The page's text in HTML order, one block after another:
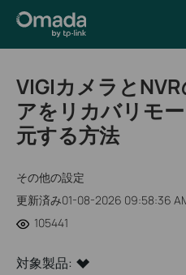
VIGIカメラと
アをリカバリモ
元する方法
その他の設定
更新済み01-08-2026 09:58:36
105441
対象製品: